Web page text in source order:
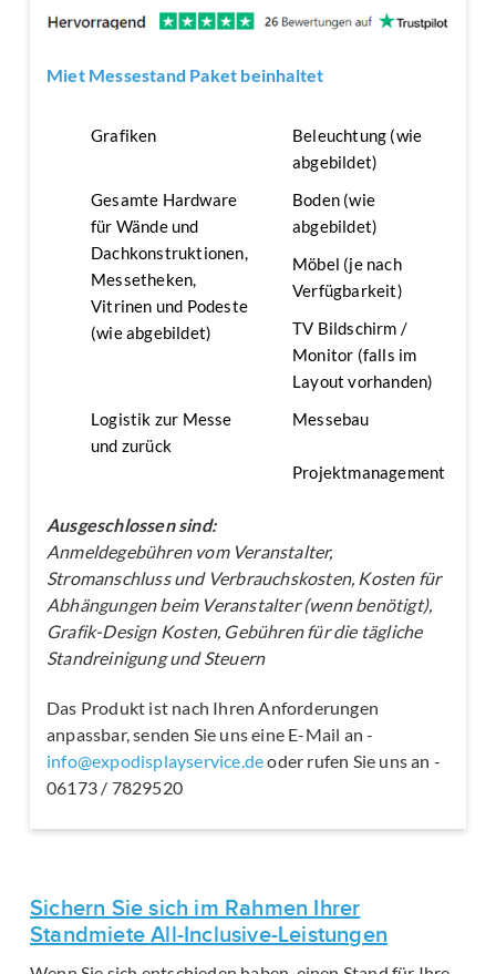
Miet Messestand Paket beinhaltet
Grafiken
Beleuchtung (wie
abgebildet)
Gesamte Hardware
für Wände und
Dachkonstruktionen,
Messetheken,
Vitrinen und Podeste
(wie abgebildet)
Boden (wie
abgebildet)
Möbel (je nach
Verfügbarkeit)
TV Bildschirm /
Monitor (falls im
Layout vorhanden)
Logistik zur Messe
und zurück
Messebau
Projektmanagement
Ausgeschlossen sind:
Anmeldegebühren vom Veranstalter,
Stromanschluss und Verbrauchskosten, Kosten für
Abhängungen beim Veranstalter (wenn benötigt),
Grafik-Design Kosten, Gebühren für die tägliche
Standreinigung und Steuern
Das Produkt ist nach Ihren Anforderungen
anpassbar, senden Sie uns eine E-Mail an -
info@expodisplayservice.deoder rufen Sie uns an -
06173 / 7829520
Sichern Sie sich im Rahmen Ihrer
Standmiete All-Inclusive-Leistungen